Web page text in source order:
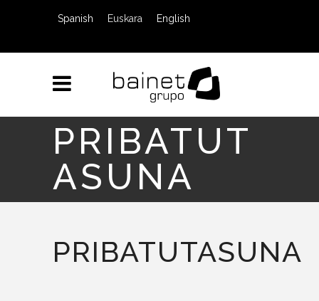
Spanish Euskara English
PRIBATUT
ASUNA
PRIBATUTASUNA